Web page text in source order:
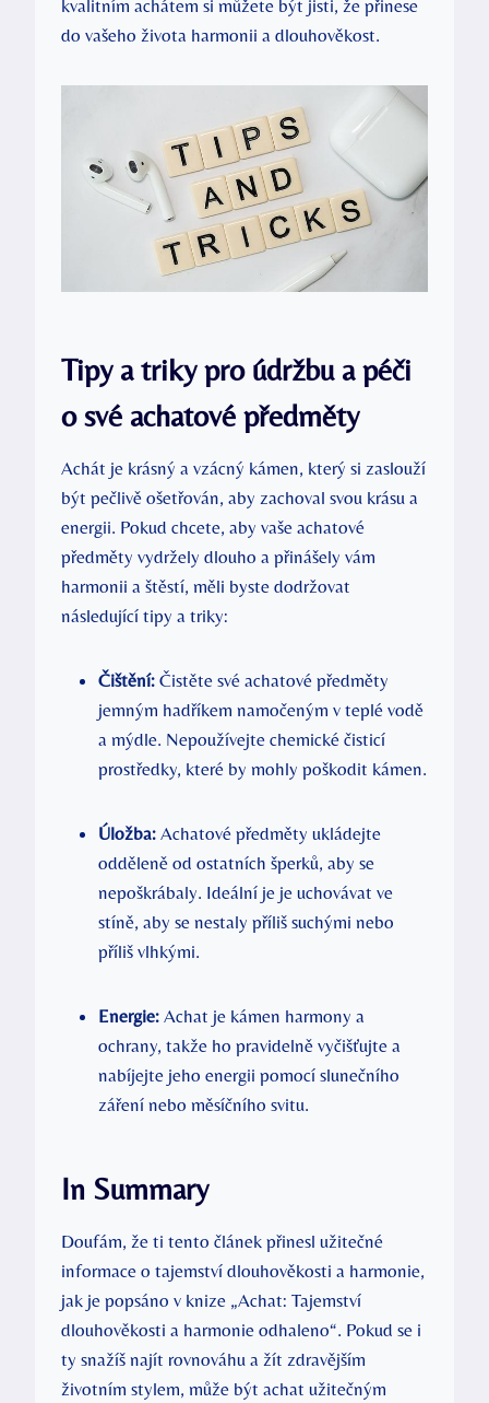
kvalitním achátem si můžete být jisti, že přinese
do vašeho života harmonii a dlouhověkost.
Tipy a triky pro údržbu a péči
o své achatové předměty
Achát je krásný a vzácný kámen, který si zaslouží
být pečlivě ošetřován, aby zachoval svou krásu a
energii. Pokud chcete, aby vaše achatové
předměty vydržely dlouho a přinášely vám
harmonii a štěstí, měli byste dodržovat
následující tipy a triky:
Čištění: Čistěte své achatové předměty
jemným hadříkem namočeným v teplé vodě
a mýdle. Nepoužívejte chemické čisticí
prostředky, které by mohly poškodit kámen.
Úložba: Achatové předměty ukládejte
odděleně od ostatních šperků, aby se
nepoškrábaly. Ideální je je uchovávat ve
stíně, aby se nestaly příliš suchými nebo
příliš vlhkými.
Energie: Achat je kámen harmony a
ochrany, takže ho pravidelně vyčišťujte a
nabíjejte jeho energii pomocí slunečního
záření nebo měsíčního svitu.
In Summary
Doufám, že ti tento článek přinesl užitečné
informace o tajemství dlouhověkosti a harmonie,
jak je popsáno v knize „Achat: Tajemství
dlouhověkosti a harmonie odhaleno“. Pokud se i
ty snažíš najít rovnováhu a žít zdravějším
životním stylem, může být achat užitečným